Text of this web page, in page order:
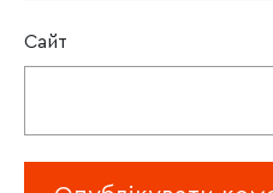
Сайт